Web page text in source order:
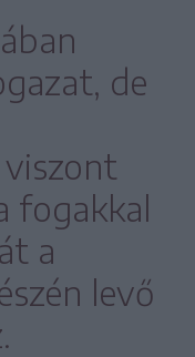
de
fogakkal
a
levő